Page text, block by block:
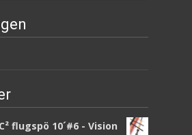
flugspö 10´#6 - Vision